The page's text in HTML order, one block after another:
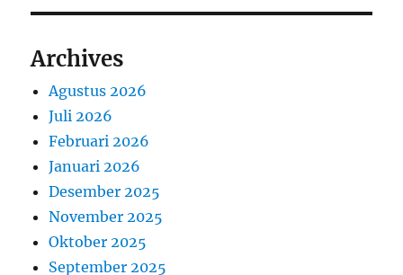
Archives
Agustus 2026
Juli 2026
Februari 2026
Januari 2026
Desember 2025
November 2025
Oktober 2025
September 2025